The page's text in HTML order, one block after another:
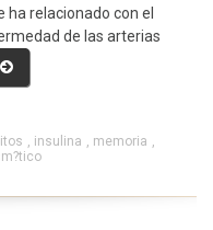
ha relacionado con el
de las arterias
«¿Sueño
y
infantil?»
, insulina , memoria ,